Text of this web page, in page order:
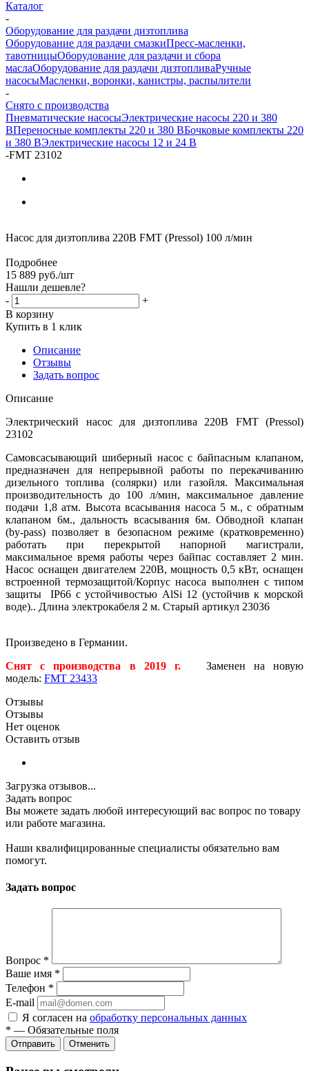
Каталог
-
Оборудование для раздачи дизтоплива
Оборудование для раздачи смазкиПресс-масленки,
тавотницыОборудование для раздачи и сбора
маслаОборудование для раздачи дизтопливаРучные
насосыМасленки, воронки, канистры, распылители
-
Снято с производства
Пневматические насосыЭлектрические насосы 220 и 380
ВПереносные комплекты 220 и 380 ВБочковые комплекты 220
и 380 ВЭлектрические насосы 12 и 24 В
-FMT 23102
Насос для дизтоплива 220В FMT (Pressol) 100 л/мин
Подробнее
15 889 руб./шт
Нашли дешевле?
-
+
В корзину
Купить в 1 клик
Описание
Отзывы
Задать вопрос
Описание
Электрический насос для дизтоплива 220В FMT (Pressol)
23102
Самовсасывающий шиберный насос с байпасным клапаном,
предназначен для непрерывной работы по перекачиванию
дизельного топлива (солярки) или газойля. Максимальная
производительность до 100 л/мин, максимальное давление
подачи 1,8 атм. Высота всасывания насоса 5 м., с обратным
клапаном 6м., дальность всасывания 6м. Обводной клапан
(by-pass) позволяет в безопасном режиме (кратковременно)
работать при перекрытой напорной магистрали,
максимальное время работы через байпас составляет 2 мин.
Насос оснащен двигателем 220В, мощность 0,5 кВт, оснащен
встроенной термозащитой/Корпус насоса выполнен с типом
защиты IP66 с устойчивостью AlSi 12 (устойчив к морской
воде).. Длина электрокабеля 2 м. Старый артикул 23036
Произведено в Германии.
Снят с производства в 2019 г. Заменен на новую
модель: FMT 23433
Отзывы
Отзывы
Нет оценок
Оставить отзыв
Загрузка отзывов...
Задать вопрос
Вы можете задать любой интересующий вас вопрос по товару
или работе магазина.
Наши квалифицированные специалисты обязательно вам
помогут.
Задать вопрос
Вопрос *
Ваше имя *
Телефон *
E-mail
Я согласен на обработку персональных данных
* — Обязательные поля
Отменить